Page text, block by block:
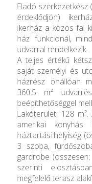
Eladó
érdeklődjön)
ikerház a közös fal
ház funkcionál,
udvarral rendelkezik.
A teljes értékű
saját személyi és
házrész önállóan
360,5 m²
beépíthetőséggel
Lakóterület: 128
amerikai konyhás
háztartási helyiség
3 szoba,
gardrobe
szerinti
megfelelő terasz